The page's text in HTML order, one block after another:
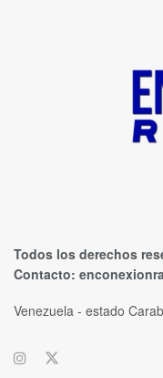
Todos los derechos
Contacto:
Venezuela - estado